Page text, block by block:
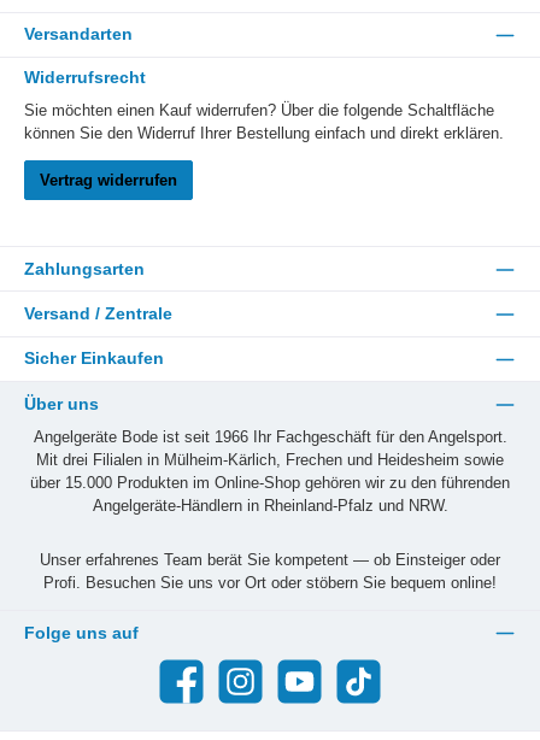
Versandarten
Widerrufsrecht
Sie möchten einen Kauf widerrufen? Über die folgende Schaltfläche
können Sie den Widerruf Ihrer Bestellung einfach und direkt erklären.
Vertrag widerrufen
Zahlungsarten
Versand / Zentrale
Sicher Einkaufen
Über uns
Angelgeräte Bode ist seit 1966 Ihr Fachgeschäft für den Angelsport.
Mit drei Filialen in Mülheim-Kärlich, Frechen und Heidesheim sowie
über 15.000 Produkten im Online-Shop gehören wir zu den führenden
Angelgeräte-Händlern in Rheinland-Pfalz und NRW.
Unser erfahrenes Team berät Sie kompetent — ob Einsteiger oder
Profi. Besuchen Sie uns vor Ort oder stöbern Sie bequem online!
Folge uns auf
Facebook Instagram YouTube TikTok